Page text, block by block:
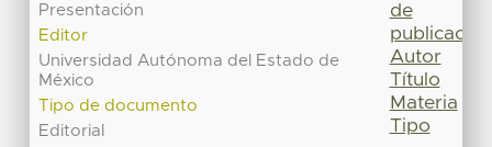
Presentación
Editor
Universidad Autónoma del Estado de
México
Tipo de documento
Editorial
de
publicación
Autor
Título
Materia
Tipo